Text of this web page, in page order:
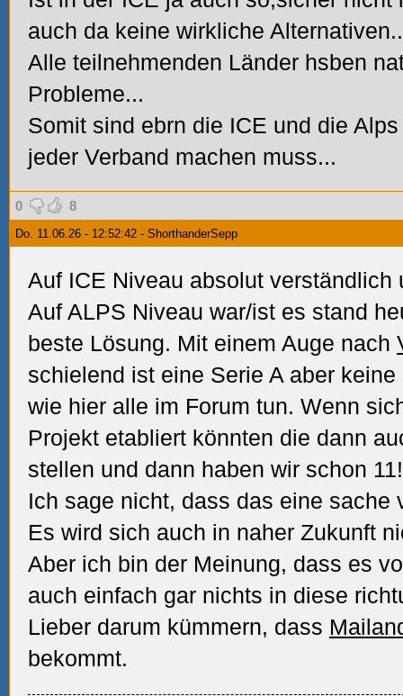
auch da keine wirkliche
Alle teilnehmenden Länder hsben
Probleme...
Somit sind ebrn die ICE und die
jeder Verband machen muss...
0 8
Do. 11.06.26 - 12:52:42 - ShorthanderSepp
Auf ICE Niveau absolut verständlich
Auf ALPS Niveau war/ist es stand
beste Lösung. Mit einem Auge nach
schielend ist eine Serie A aber
wie hier alle im Forum tun. Wenn
Projekt etabliert könnten die dann
stellen und dann haben wir schon
Ich sage nicht, dass das eine sache
Es wird sich auch in naher Zukunft
Aber ich bin der Meinung, dass es
auch einfach gar nichts in diese
Lieber darum kümmern, dass
bekommt.